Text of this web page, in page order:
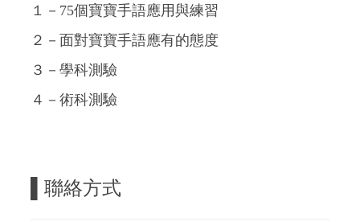
１－75個寶寶手語應用與練習
２－面對寶寶手語應有的態度
３－學科測驗
４－術科測驗
聯絡方式